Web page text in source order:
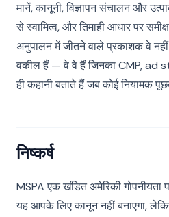
मानें, कानूनी, विज्ञापन संचालन और
से स्वामित्व, और तिमाही आधार पर
अनुपालन में जीतने वाले प्रकाशक वे
वकील हैं — वे वे हैं जिनका CMP, ad
ही कहानी बताते हैं जब कोई नियामक
निष्कर्ष
MSPA एक खंडित अमेरिकी गोपनीयता
यह आपके लिए कानून नहीं बनाएगा,